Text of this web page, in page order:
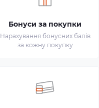
Бонуси за покупки
Нарахування бонусних балів
за кожну покупку